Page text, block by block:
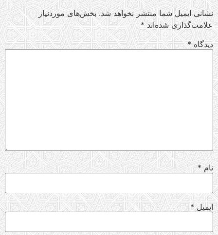
نشانی ایمیل شما منتشر نخواهد شد. بخش‌های موردنیاز
علامت‌گذاری شده‌اند*
دیدگاه*
نام*
ایمیل*